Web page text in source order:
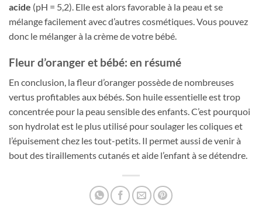
acide (pH = 5,2). Elle est alors favorable à la peau et se
mélange facilement avec d’autres cosmétiques. Vous pouvez
donc le mélanger à la crème de votre bébé.
Fleur d’oranger et bébé: en résumé
En conclusion, la fleur d’oranger possède de nombreuses
vertus profitables aux bébés. Son huile essentielle est trop
concentrée pour la peau sensible des enfants. C’est pourquoi
son hydrolat est le plus utilisé pour soulager les coliques et
l’épuisement chez les tout-petits. Il permet aussi de venir à
bout des tiraillements cutanés et aide l’enfant à se détendre.